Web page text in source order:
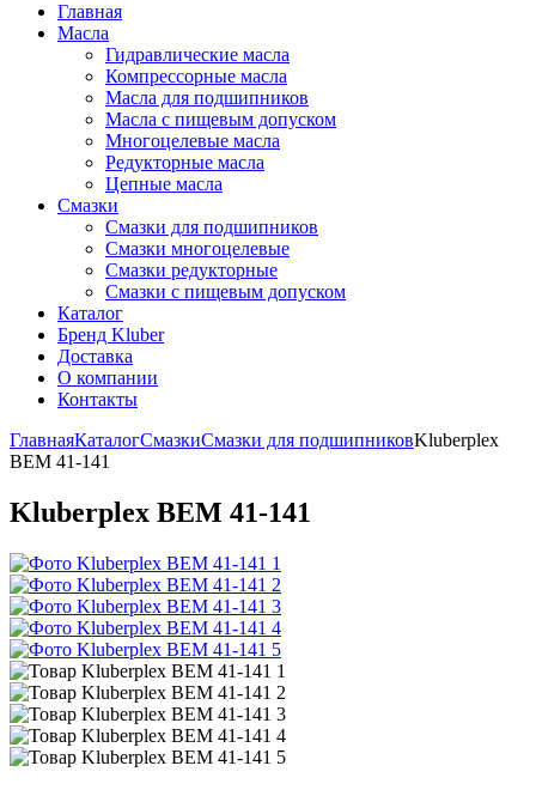
Главная
Масла
Гидравлические масла
Компрессорные масла
Масла для подшипников
Масла с пищевым допуском
Многоцелевые масла
Редукторные масла
Цепные масла
Смазки
Смазки для подшипников
Смазки многоцелевые
Смазки редукторные
Смазки с пищевым допуском
Каталог
Бренд Kluber
Доставка
О компании
Контакты
ГлавнаяКаталогСмазкиСмазки для подшипниковKluberplex
BEM 41-141
Kluberplex BEM 41-141